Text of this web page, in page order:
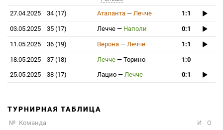
27.04.2025 34 (17) Аталанта — Лечче 1:1
03.05.2025 35 (17) Лечче — Наполи 0:1
11.05.2025 36 (19) Верона — Лечче 1:1
18.05.2025 37 (18) Лечче — Торино
1:0
25.05.2025
38 (17) Лацио — Лечче 0:1
ТУРНИРНАЯ ТАБЛИЦА
№ Команда И
О